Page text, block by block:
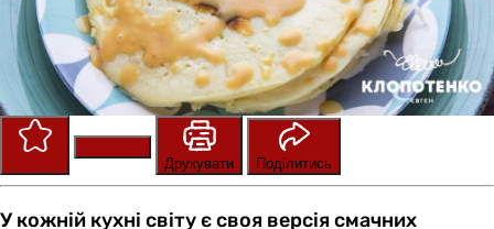
Друкувати
Поділитись
У кожній кухні світу є своя версія смачних